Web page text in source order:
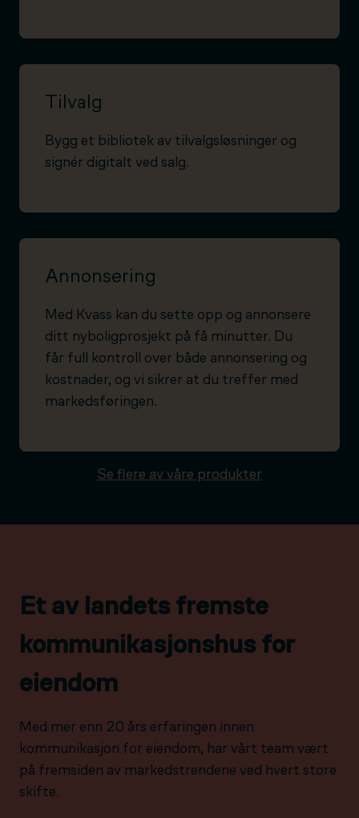
Tilvalg
Bygg et bibliotek av tilvalgsløsninger og
signér digitalt ved salg.
Annonsering
Med Kvass kan du sette opp og annonsere
ditt nyboligprosjekt på få minutter. Du
får full kontroll over både annonsering og
kostnader, og vi sikrer at du treffer med
markedsføringen.
Se flere av våre produkter
Et av landets fremste
kommunikasjonshus for
eiendom
Med mer enn 20 års erfaringen innen
kommunikasjon for eiendom, har vårt team vært
på fremsiden av markedstrendene ved hvert store
skifte.